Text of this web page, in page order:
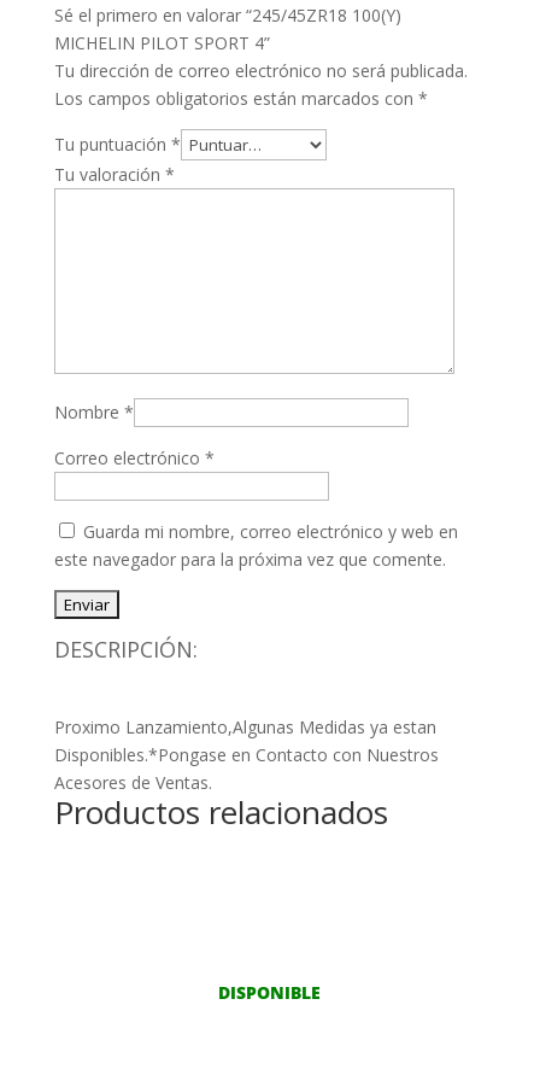
Sé el primero en valorar “245/45ZR18 100(Y)
MICHELIN PILOT SPORT 4”
Tu dirección de correo electrónico no será publicada.
Los campos obligatorios están marcados con *
Tu puntuación *
Tu valoración *
Nombre *
Correo electrónico *
Guarda mi nombre, correo electrónico y web en
este navegador para la próxima vez que comente.
DESCRIPCIÓN:
Proximo Lanzamiento,Algunas Medidas ya estan
Disponibles.*Pongase en Contacto con Nuestros
Acesores de Ventas.
Productos relacionados
DISPONIBLE